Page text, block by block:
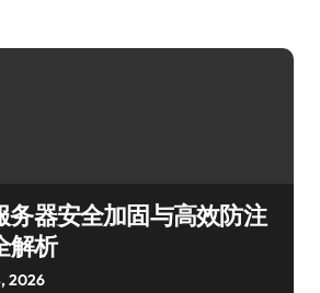
务器安全加固与高效防注
解析
2026